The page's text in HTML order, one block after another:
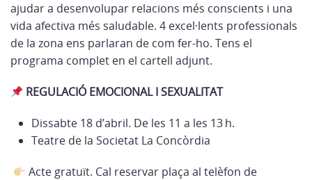
ajudar a desenvolupar relacions més conscients i una
vida afectiva més saludable. 4 excel·lents professionals
de la zona ens parlaran de com fer-ho. Tens el
programa complet en el cartell adjunt.
REGULACIÓ EMOCIONAL I SEXUALITAT
Dissabte 18 d’abril. De les 11 a les 13 h.
Teatre de la Societat La Concòrdia
Acte gratuït. Cal reservar plaça al telèfon de